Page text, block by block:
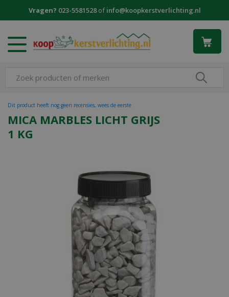
Vragen? 023-5581528ofinfo@koopkerstverlichting.nl
MICA MARBLES LICHT GRIJS
1 KG
Dit product heeft nog geen recensies, wees de eerste